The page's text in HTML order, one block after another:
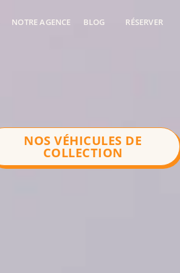
NOTRE AGENCE BLOG RÉSERVER
NOS VÉHICULES DE
COLLECTION